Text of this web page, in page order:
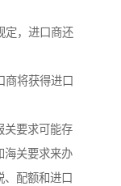
定，进口商还
商将获得进口
关要求可能存
海关要求来办
、配额和进口